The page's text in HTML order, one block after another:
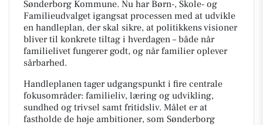
Sønderborg Kommune. Nu har Børn-, Skole- og
Familieudvalget igangsat processen med at udvikle
en handleplan, der skal sikre, at politikkens visioner
bliver til konkrete tiltag i hverdagen – både når
familielivet fungerer godt, og når familier oplever
sårbarhed.
Handleplanen tager udgangspunkt i fire centrale
fokusområder: familieliv, læring og udvikling,
sundhed og trivsel samt fritidsliv. Målet er at
fastholde de høje ambitioner, som Sønderborg